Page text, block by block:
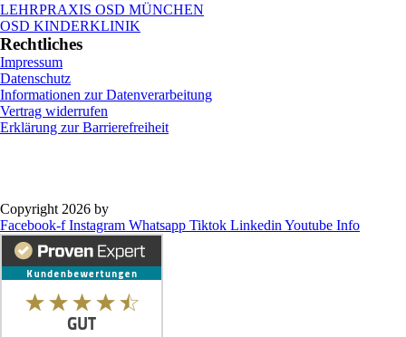
LEHRPRAXIS OSD MÜNCHEN
OSD KINDERKLINIK
Rechtliches
Impressum
Datenschutz
Informationen zur Datenverarbeitung
Vertrag widerrufen
Erklärung zur Barrierefreiheit
Copyright 2026 by
Facebook-f Instagram Whatsapp Tiktok Linkedin Youtube Info